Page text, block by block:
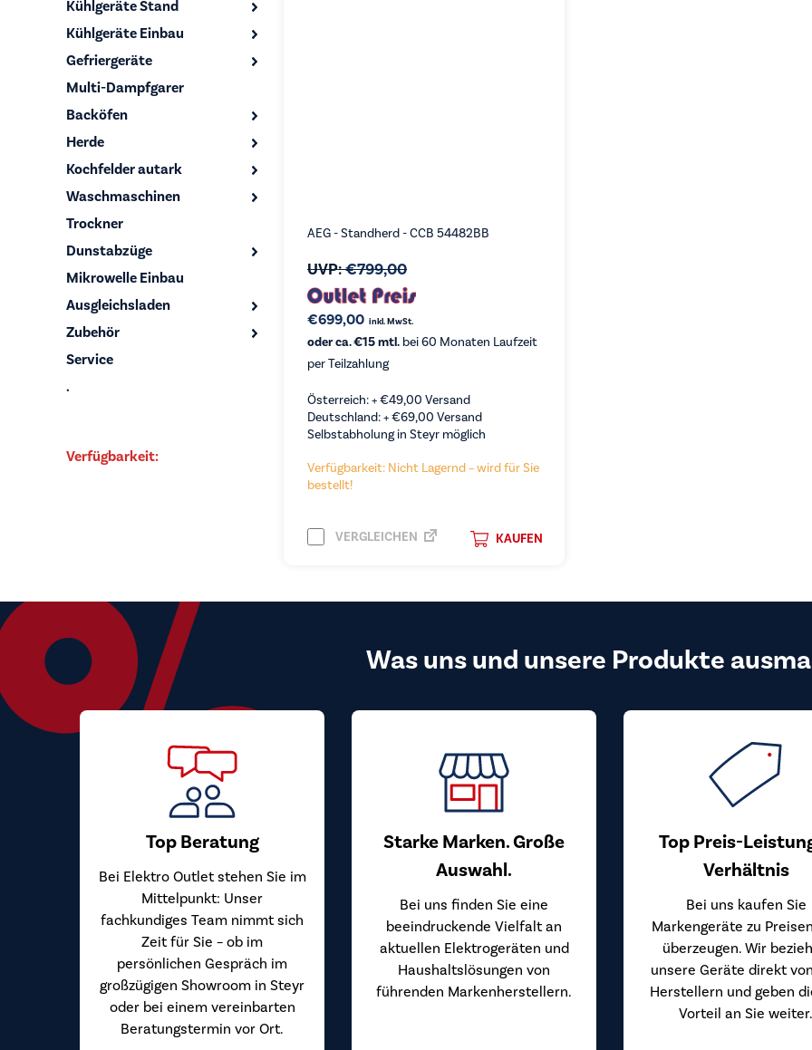
Kühlgeräte Stand
Kühlgeräte Einbau
Gefriergeräte
Multi-Dampfgarer
Backöfen
Herde
Kochfelder autark
Waschmaschinen
Trockner
Dunstabzüge
Mikrowelle Einbau
Ausgleichsladen
Zubehör
Service
.
Verfügbarkeit:
AEG - Standherd - CCB 54482BB
UVP:€799,00
€699,00 inkl. MwSt.
oder ca. €15 mtl. bei 60 Monaten Laufzeit
per Teilzahlung
Österreich: +€49,00 Versand
Deutschland: +€69,00 Versand
Selbstabholung in Steyr möglich
Verfügbarkeit: Nicht Lagernd – wird für Sie
bestellt!
KAUFEN
VERGLEICHEN
Was uns und unsere Produkte
Top Beratung
Bei Elektro Outlet stehen Sie im
Mittelpunkt: Unser
fachkundiges Team nimmt sich
Zeit für Sie – ob im
persönlichen Gespräch im
großzügigen Showroom in Steyr
oder bei einem vereinbarten
Beratungstermin vor Ort.
Starke Marken. Große
Auswahl.
Bei uns finden Sie eine
beeindruckende Vielfalt an
aktuellen Elektrogeräten und
Haushaltslösungen von
führenden Markenherstellern.
Top Preis-
Verhältnis
Bei uns kaufen Sie
Markengeräte zu
überzeugen. Wir
unsere Geräte direkt
Herstellern und geben
Vorteil an Sie weiter.